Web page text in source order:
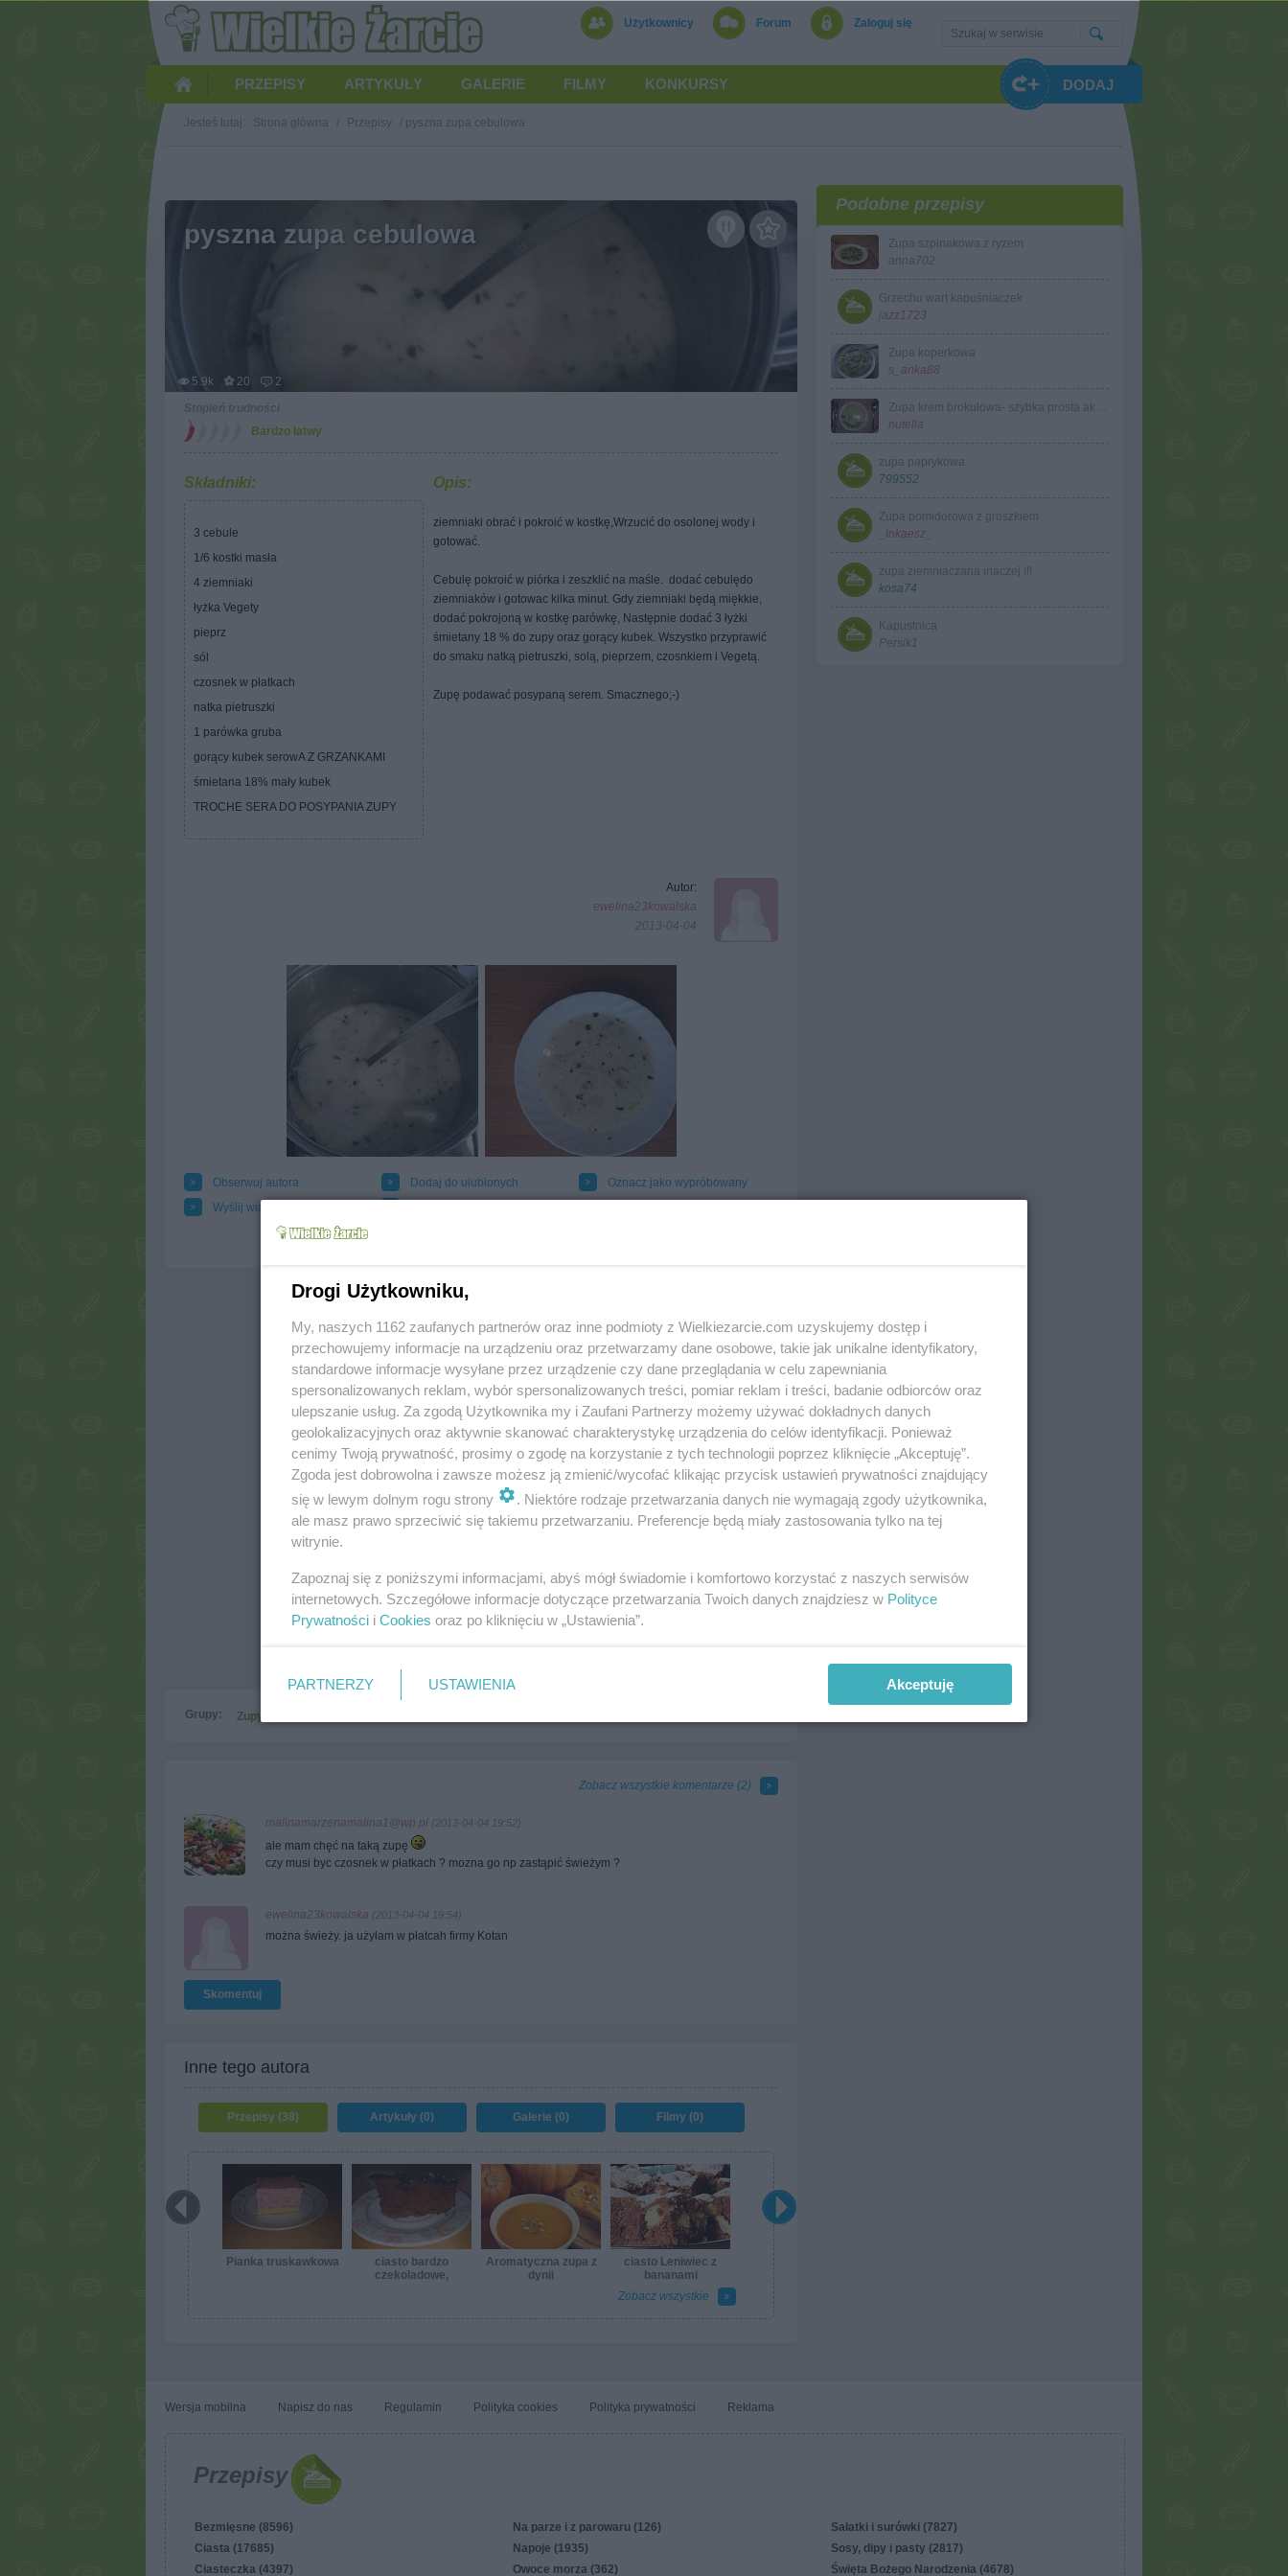
Użytkownicy Forum Zaloguj się
PRZEPISY ARTYKUŁY GALERIE FILMY KONKURSY DODAJ
Jesteś tutaj: Strona główna / Przepisy / pyszna zupa cebulowa
pyszna zupa cebulowa
5.9k 20
2
Bardzo łatwy
Składniki:
3 cebule
1/6 kostki masła
4 ziemniaki
łyżka Vegety
pieprz
sól
czosnek w płatkach
natka pietruszki
1 parówka gruba
gorący kubek serowA Z GRZANKAMI
śmietana 18% mały kubek
TROCHE SERA DO POSYPANIA ZUPY
Opis:
ziemniaki obrać i pokroić w kostkę,Wrzucić do osolonej wody i
gotować.
Cebulę pokroić w piórka i zeszklić na maśle. dodać cebulędo
ziemniaków i gotowac kilka minut. Gdy ziemniaki będą miękkie,
dodać pokrojoną w kostkę parówkę, Następnie dodać 3 łyżki
śmietany 18 % do zupy oraz gorący kubek. Wszystko przyprawić
do smaku natką pietruszki, solą, pieprzem, czosnkiem i Vegetą.
Zupę podawać posypaną serem. Smacznego;-)
Autor:
ewelina23kowalska
2013-04-04
Obserwuj autora Dodaj do ulubionych
Oznacz jako wypróbowany
Wyślij wiadomość autorowi
Grupy: Zupy
Zobacz wszystkie komentarze (2)
malinamarzenamalina1@wp.pl (2013-04-04 19:52)
ale mam chęć na taką zupę
czy musi byc czosnek w płatkach ? mozna go np zastąpić świeżym ?
ewelina23kowalska (2013-04-04 19:54)
można świeży. ja użyłam w płatcah firmy Kotan
Skomentuj
Inne tego autora
Przepisy (38) Artykuły (0) Galerie (0) Filmy (0)
Pianka truskawkowa
ciasto bardzo
czekoladowe,
Aromatyczna zupa z
dynii
ciasto Leniwiec z
bananami
Zobacz wszystkie
Podobne przepisy
Zupa szpinakowa z ryzem
anna702
Grzechu wart kapuśniaczek
jazz1723
Zupa koperkowa
s_anka88
nutella
zupa paprykowa
799552
Zupa pomidorowa z groszkiem
_inkaesz_
zupa ziemniaczana inaczej !!!
kosa74
Kapustnica
Persik1
Wersja mobilna Napisz do nas Regulamin Polityka cookies Polityka prywatności Reklama
Przepisy
Bezmięsne (8596)
Ciasta (17685)
Ciasteczka (4397)
Na parze i z parowaru (126)
Napoje (1935)
Owoce morza (362)
Sałatki i surówki (7827)
Sosy, dipy i pasty (2817)
Święta Bożego Narodzenia (4678)
Drogi Użytkowniku,
My, naszych 1162 zaufanych partnerów oraz inne podmioty z Wielkiezarcie.com uzyskujemy dostęp i
przechowujemy informacje na urządzeniu oraz przetwarzamy dane osobowe, takie jak unikalne identyfikatory,
standardowe informacje wysyłane przez urządzenie czy dane przeglądania w celu zapewniania
spersonalizowanych reklam, wybór spersonalizowanych treści, pomiar reklam i treści, badanie odbiorców oraz
ulepszanie usług. Za zgodą Użytkownika my i Zaufani Partnerzy możemy używać dokładnych danych
geolokalizacyjnych oraz aktywnie skanować charakterystykę urządzenia do celów identyfikacji. Ponieważ
cenimy Twoją prywatność, prosimy o zgodę na korzystanie z tych technologii poprzez kliknięcie „Akceptuję”.
Zgoda jest dobrowolna i zawsze możesz ją zmienić/wycofać klikając przycisk ustawień prywatności znajdujący
się w lewym dolnym rogu strony
. Niektóre rodzaje przetwarzania danych nie wymagają zgody użytkownika,
ale masz prawo sprzeciwić się takiemu przetwarzaniu. Preferencje będą miały zastosowania tylko na tej
witrynie.
Zapoznaj się z poniższymi informacjami, abyś mógł świadomie i komfortowo korzystać z naszych serwisów
internetowych. Szczegółowe informacje dotyczące przetwarzania Twoich danych znajdziesz w Polityce
Prywatności i Cookies oraz po kliknięciu w „Ustawienia”.
PARTNERZY USTAWIENIA Akceptuję